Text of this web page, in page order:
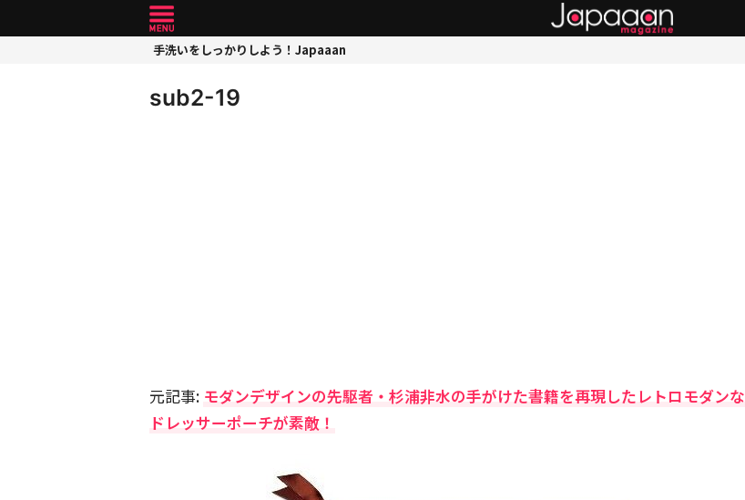
手洗いをしっかりしよう！Japaaan
sub2-19
元記事: モダンデザインの先駆者・杉浦非水の手がけた書籍を再現したレトロモダンな
ドレッサーポーチが素敵！